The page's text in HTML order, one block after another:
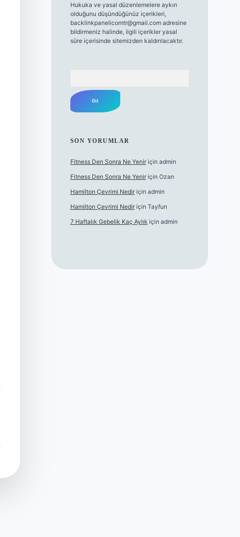
Hukuka ve yasal düzenlemelere aykırı
olduğunu düşündüğünüz içerikleri,
backlinkpanelicomtr@gmail.comadresine
bildirmeniz halinde, ilgili içerikler yasal
süre içerisinde sitemizden kaldırılacaktır.
SON YORUMLAR
Fitness Den Sonra Ne Yeniriçin admin
Fitness Den Sonra Ne Yeniriçin Ozan
Hamilton Çevrimi Nediriçin admin
Hamilton Çevrimi Nediriçin Tayfun
7 Haftalık Gebelik Kaç Aylık için admin